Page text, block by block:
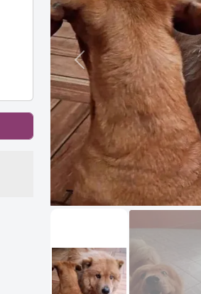
Previous